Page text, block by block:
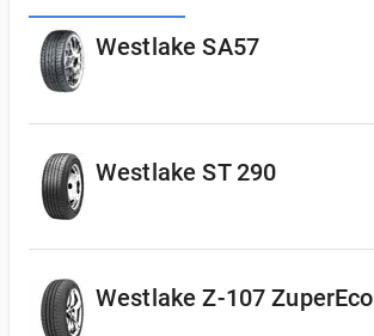
Westlake SA57
Westlake ST 290
Westlake Z-107 ZuperEco